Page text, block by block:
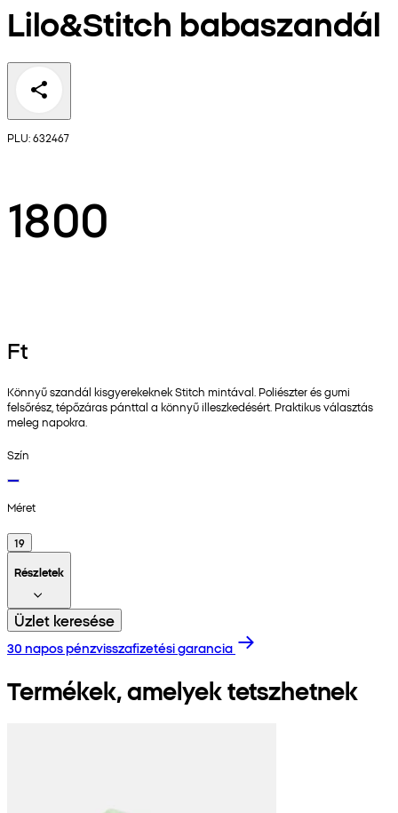
Lilo&Stitch babaszandál
PLU: 632467
1800
Ft
Könnyű szandál kisgyerekeknek Stitch mintával. Poliészter és gumi
felsőrész, tépőzáras pánttal a könnyű illeszkedésért. Praktikus választás
meleg napokra.
Szín
Méret
19
Részletek
Üzlet keresése
30 napos pénzvisszafizetési garancia
Termékek, amelyek tetszhetnek